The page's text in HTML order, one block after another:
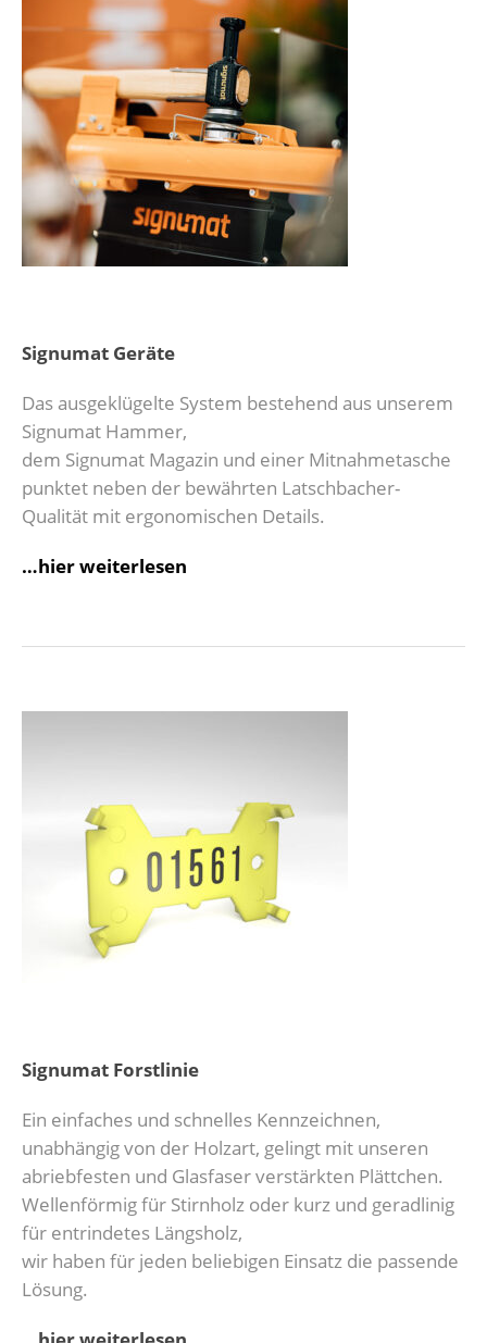
Signumat Geräte
Das ausgeklügelte System bestehend aus unserem
Signumat Hammer,
dem Signumat Magazin und einer Mitnahmetasche
punktet neben der bewährten Latschbacher-
Qualität mit ergonomischen Details.
…hier weiterlesen
Signumat Forstlinie
Ein einfaches und schnelles Kennzeichnen,
unabhängig von der Holzart, gelingt mit unseren
abriebfesten und Glasfaser verstärkten Plättchen.
Wellenförmig für Stirnholz oder kurz und geradlinig
für entrindetes Längsholz,
wir haben für jeden beliebigen Einsatz die passende
Lösung.